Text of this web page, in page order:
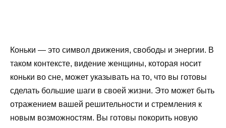
Коньки — это символ движения, свободы и энергии. В
таком контексте, видение женщины, которая носит
коньки во сне, может указывать на то, что вы готовы
сделать большие шаги в своей жизни. Это может быть
отражением вашей решительности и стремления к
новым возможностям. Вы готовы покорить новую